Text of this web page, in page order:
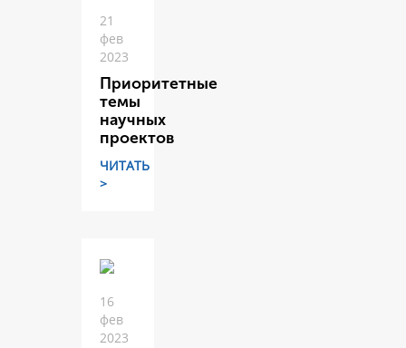
21
фев
2023
Приоритетные
темы
научных
проектов
ЧИТАТЬ
>
16
фев
2023